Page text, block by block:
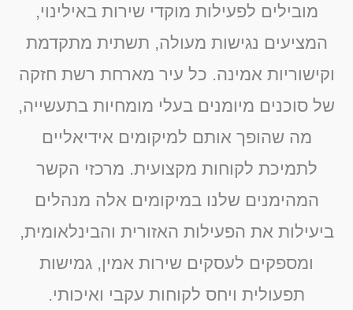
מובילים לפעילות מוקדי שירות באילינוי,
המציעים נגישות מעולה, תשתית מתקדמת
וקישוריות אמינה. כל עיר מארחת רשת חזקה
של סוכנים מיומנים בעלי מומחיות בתעשייה,
מה שהופך אותם למיקומים אידיאליים
לתמיכת לקוחות מקצועית. מרכזי הקשר
המהימנים שלנו במיקומים אלה מנהלים
ביעילות את הפעילות האזורית והבינלאומית,
ומספקים לעסקים שירות אמין, גמישות
תפעולית ויחס לקוחות עקבי ואיכותי.